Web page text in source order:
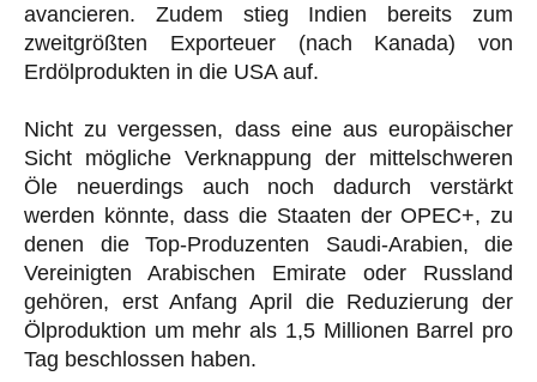
avancieren. Zudem stieg Indien bereits zum
zweitgrößten Exporteuer (nach Kanada) von
Erdölprodukten in die USA auf.
Nicht zu vergessen, dass eine aus europäischer
Sicht mögliche Verknappung der mittelschweren
Öle neuerdings auch noch dadurch verstärkt
werden könnte, dass die Staaten der OPEC+, zu
denen die Top-Produzenten Saudi-Arabien, die
Vereinigten Arabischen Emirate oder Russland
gehören, erst Anfang April die Reduzierung der
Ölproduktion um mehr als 1,5 Millionen Barrel pro
Tag beschlossen haben.